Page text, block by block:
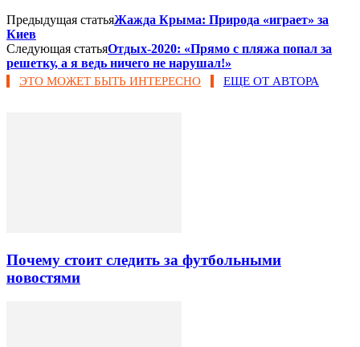
Предыдущая статьяЖажда Крыма: Природа «играет» за
Киев
Следующая статьяОтдых-2020: «Прямо с пляжа попал за
решетку, а я ведь ничего не нарушал!»
ЭТО МОЖЕТ БЫТЬ ИНТЕРЕСНО ЕЩЕ ОТ АВТОРА
Почему стоит следить за футбольными
новостями